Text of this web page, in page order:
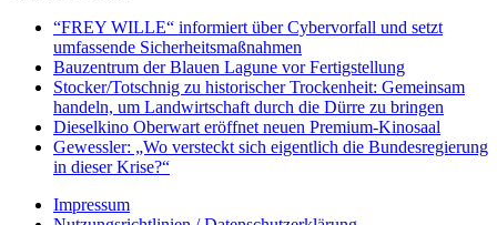
“FREY WILLE“ informiert über Cybervorfall und setzt
umfassende Sicherheitsmaßnahmen
Bauzentrum der Blauen Lagune vor Fertigstellung
Stocker/Totschnig zu historischer Trockenheit: Gemeinsam
handeln, um Landwirtschaft durch die Dürre zu bringen
Dieselkino Oberwart eröffnet neuen Premium-Kinosaal
Gewessler: „Wo versteckt sich eigentlich die Bundesregierung
in dieser Krise?“
Impressum